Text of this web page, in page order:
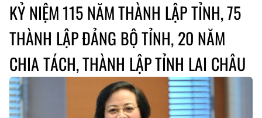
KỶ NIỆM 115 NĂM THÀNH LẬP TỈNH, 75
THÀNH LẬP ĐẢNG BỘ TỈNH, 20 NĂM
CHIA TÁCH, THÀNH LẬP TỈNH LAI CHÂU